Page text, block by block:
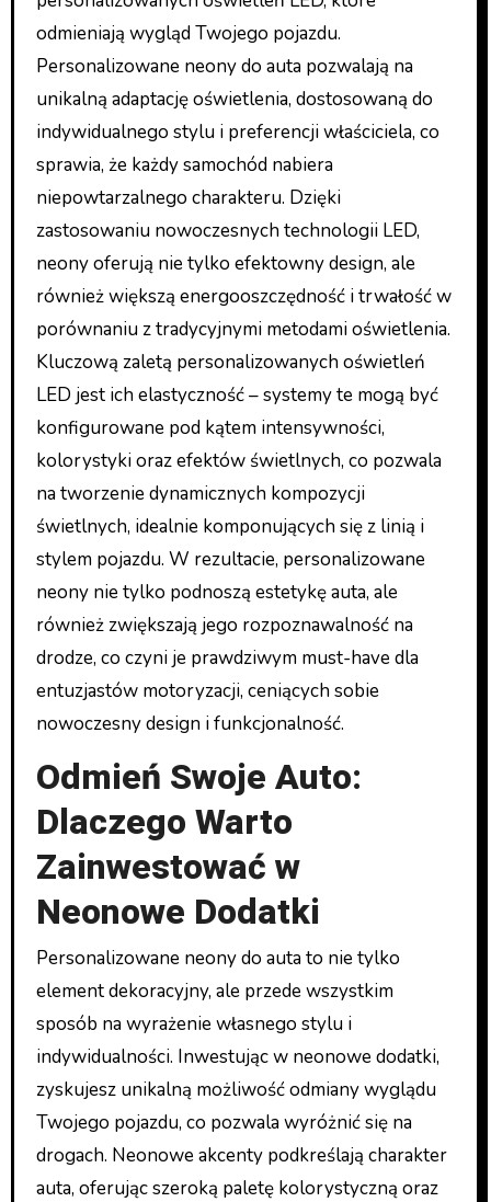
odmieniają wygląd Twojego pojazdu.
Personalizowane neony do auta pozwalają na
unikalną adaptację oświetlenia, dostosowaną do
indywidualnego stylu i preferencji właściciela, co
sprawia, że każdy samochód nabiera
niepowtarzalnego charakteru. Dzięki
zastosowaniu nowoczesnych technologii LED,
neony oferują nie tylko efektowny design, ale
również większą energooszczędność i trwałość w
porównaniu z tradycyjnymi metodami oświetlenia.
Kluczową zaletą personalizowanych oświetleń
LED jest ich elastyczność – systemy te mogą być
konfigurowane pod kątem intensywności,
kolorystyki oraz efektów świetlnych, co pozwala
na tworzenie dynamicznych kompozycji
świetlnych, idealnie komponujących się z linią i
stylem pojazdu. W rezultacie, personalizowane
neony nie tylko podnoszą estetykę auta, ale
również zwiększają jego rozpoznawalność na
drodze, co czyni je prawdziwym must-have dla
entuzjastów motoryzacji, ceniących sobie
nowoczesny design i funkcjonalność.
Odmień Swoje Auto:
Dlaczego Warto
Zainwestować w
Neonowe Dodatki
Personalizowane neony do auta to nie tylko
element dekoracyjny, ale przede wszystkim
sposób na wyrażenie własnego stylu i
indywidualności. Inwestując w neonowe dodatki,
zyskujesz unikalną możliwość odmiany wyglądu
Twojego pojazdu, co pozwala wyróżnić się na
drogach. Neonowe akcenty podkreślają charakter
auta, oferując szeroką paletę kolorystyczną oraz